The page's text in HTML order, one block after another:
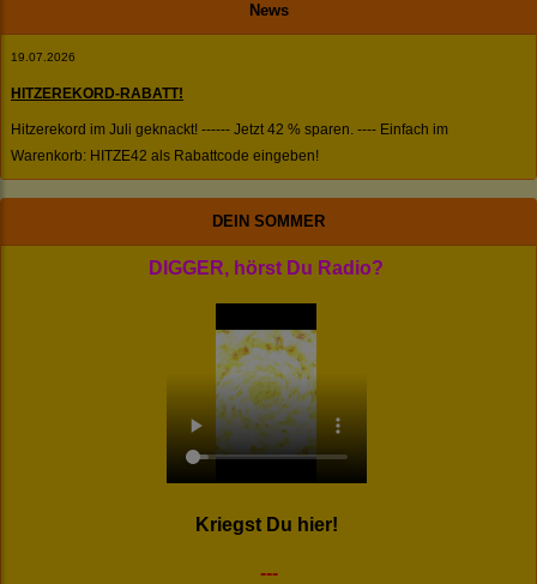
News
19.07.2026
HITZEREKORD-RABATT!
Hitzerekord im Juli geknackt! ------ Jetzt 42 % sparen. ---- Einfach im
Warenkorb: HITZE42 als Rabattcode eingeben!
DEIN SOMMER
DIGGER, hörst Du Radio?
Kriegst Du hier!
---